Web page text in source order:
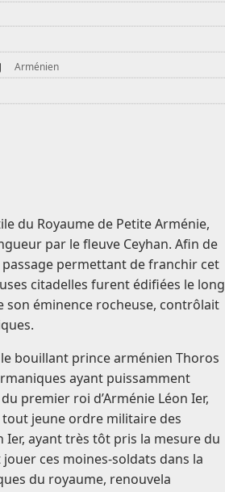
Arménien
du Royaume de Petite Arménie,
par le fleuve Ceyhan. Afin de
permettant de franchir cet
citadelles furent édifiées le long
son éminence rocheuse, contrôlait
bouillant prince arménien Thoros
ayant puissamment
premier roi d’Arménie Léon Ier,
jeune ordre militaire des
Ier, ayant très tôt pris la mesure du
ces moines-soldats dans la
du royaume, renouvela